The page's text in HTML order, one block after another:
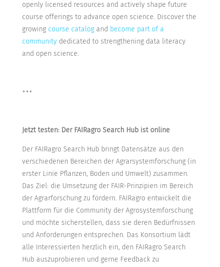
openly licensed resources and actively shape future
course offerings to advance open science. Discover the
growing course catalogand become part of a
communitydedicated to strengthening data literacy
and open science.
+++
Jetzt testen: Der FAIRagro Search Hub ist online
Der FAIRagro Search Hub bringt Datensätze aus den
verschiedenen Bereichen der Agrarsystemforschung (in
erster Linie Pflanzen, Boden und Umwelt) zusammen.
Das Ziel: die Umsetzung der FAIR-Prinzipien im Bereich
der Agrarforschung zu fördern. FAIRagro entwickelt die
Plattform für die Community der Agrosystemforschung
und möchte sicherstellen, dass sie deren Bedürfnissen
und Anforderungen entsprechen. Das Konsortium lädt
alle Interessierten herzlich ein, den FAIRagro Search
Hub auszuprobieren und gerne Feedback zu